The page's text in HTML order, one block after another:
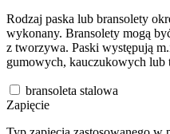
Rodzaj paska lub bransolety
wykonany. Bransolety mogą
z tworzywa. Paski występują
gumowych, kauczukowych lub
bransoleta stalowa
Zapięcie